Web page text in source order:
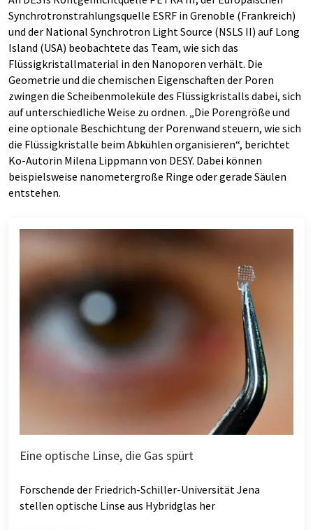
Synchrotronstrahlungsquelle ESRF in Grenoble (Frankreich)
und der National Synchrotron Light Source (NSLS II) auf Long
Island (USA) beobachtete das Team, wie sich das
Flüssigkristallmaterial in den Nanoporen verhält. Die
Geometrie und die chemischen Eigenschaften der Poren
zwingen die Scheibenmoleküle des Flüssigkristalls dabei, sich
auf unterschiedliche Weise zu ordnen. „Die Porengröße und
eine optionale Beschichtung der Porenwand steuern, wie sich
die Flüssigkristalle beim Abkühlen organisieren“, berichtet
Ko-Autorin Milena Lippmann von DESY. Dabei können
beispielsweise nanometergroße Ringe oder gerade Säulen
entstehen.
Eine optische Linse, die Gas spürt
Forschende der Friedrich-Schiller-Universität Jena
stellen optische Linse aus Hybridglas her